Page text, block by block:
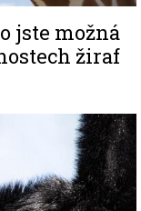
jste možná
žiraf